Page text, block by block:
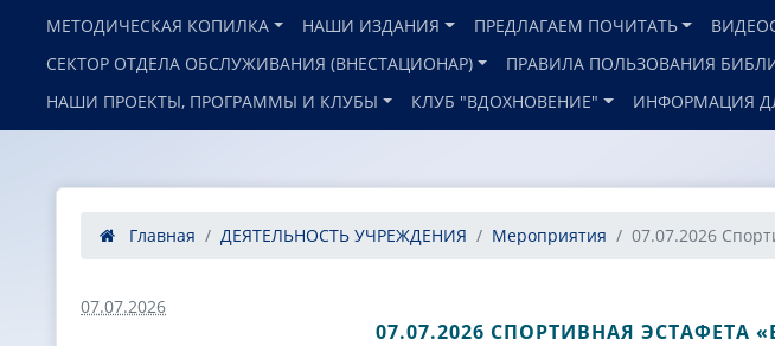
МЕТОДИЧЕСКАЯ КОПИЛКА
НАШИ ИЗДАНИЯ ПРЕДЛАГАЕМ ПОЧИТАТЬ
СЕКТОР ОТДЕЛА ОБСЛУЖИВАНИЯ (ВНЕСТАЦИОНАР)
ПРАВИЛА ПОЛЬЗОВАНИЯ
НАШИ ПРОЕКТЫ, ПРОГРАММЫ И КЛУБЫ
КЛУБ "ВДОХНОВЕНИЕ" ИНФОРМАЦИЯ
Главная ДЕЯТЕЛЬНОСТЬ УЧРЕЖДЕНИЯ Мероприятия 07.07.2026
07.07.2026
07.07.2026 СПОРТИВНАЯ ЭСТАФЕТА